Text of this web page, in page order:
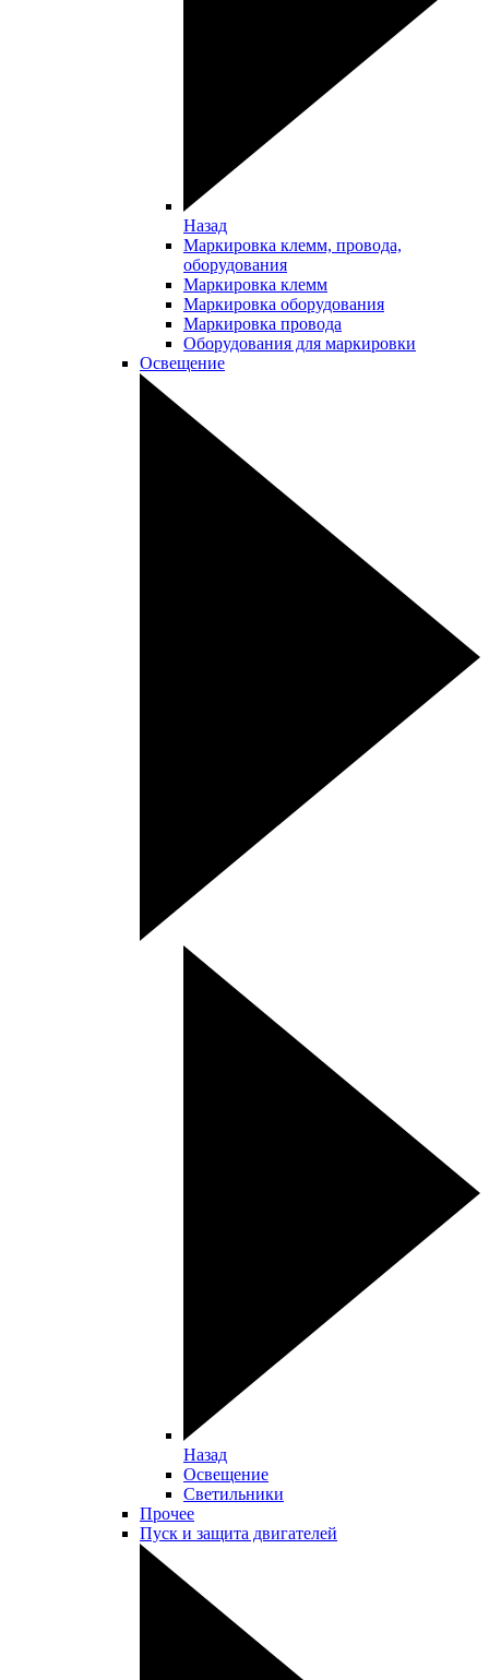
Назад
Маркировка клемм, провода,
оборудования
Маркировка клемм
Маркировка оборудования
Маркировка провода
Оборудования для маркировки
Освещение
Назад
Освещение
Светильники
Прочее
Пуск и защита двигателей